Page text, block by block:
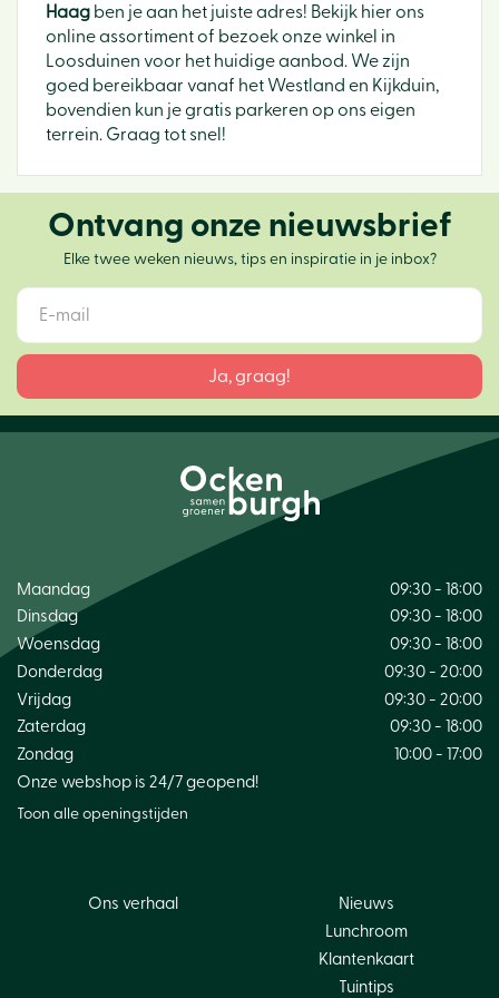
Haag ben je aan het juiste adres! Bekijk hier ons
online assortiment of bezoek onze winkel in
Loosduinen voor het huidige aanbod. We zijn
goed bereikbaar vanaf het Westland en Kijkduin,
bovendien kun je gratis parkeren op ons eigen
terrein. Graag tot snel!
Ontvang onze nieuwsbrief
Elke twee weken nieuws, tips en inspiratie in je inbox?
Maandag
09:30 - 18:00
Dinsdag
09:30 - 18:00
Woensdag
09:30 - 18:00
Donderdag
09:30 - 20:00
Vrijdag
09:30 - 20:00
Zaterdag
09:30 - 18:00
Zondag
10:00 - 17:00
Onze webshop is 24/7 geopend!
Toon alle openingstijden
Ons verhaal
Nieuws
Lunchroom
Klantenkaart
Tuintips